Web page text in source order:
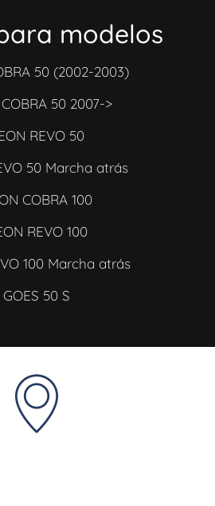
modelos
50 (2002-2003)
50 2007->
REVO 50
50 Marcha atrás
COBRA 100
REVO 100
100 Marcha atrás
GOES 50 S